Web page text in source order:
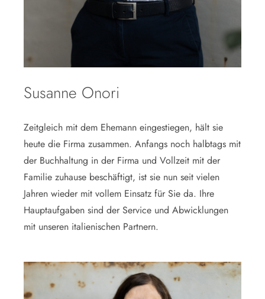
Susanne Onori
Zeitgleich mit dem Ehemann eingestiegen, hält sie
heute die Firma zusammen. Anfangs noch halbtags mit
der Buchhaltung in der Firma und Vollzeit mit der
Familie zuhause beschäftigt, ist sie nun seit vielen
Jahren wieder mit vollem Einsatz für Sie da. Ihre
Hauptaufgaben sind der Service und Abwicklungen
mit unseren italienischen Partnern.